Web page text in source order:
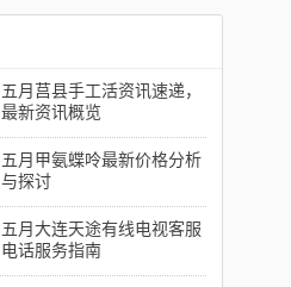
五月莒县手工活资讯速递，
最新资讯概览
五月甲氨蝶呤最新价格分析
与探讨
五月大连天途有线电视客服
电话服务指南